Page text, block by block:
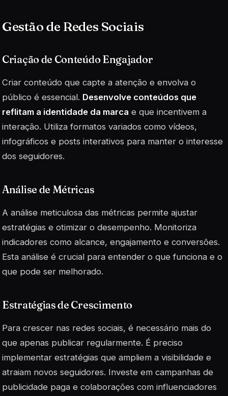
Gestão de Redes Sociais
Criação de Conteúdo Engajador
Criar conteúdo que capte a atenção e envolva o
público é essencial. Desenvolve conteúdos que
reflitam a identidade da marca e que incentivem a
interação. Utiliza formatos variados como vídeos,
infográficos e posts interativos para manter o interesse
dos seguidores.
Análise de Métricas
A análise meticulosa das métricas permite ajustar
estratégias e otimizar o desempenho. Monitoriza
indicadores como alcance, engajamento e conversões.
Esta análise é crucial para entender o que funciona e o
que pode ser melhorado.
Estratégias de Crescimento
Para crescer nas redes sociais, é necessário mais do
que apenas publicar regularmente. É preciso
implementar estratégias que ampliem a visibilidade e
atraiam novos seguidores. Investe em campanhas de
publicidade paga e colaborações com influenciadores